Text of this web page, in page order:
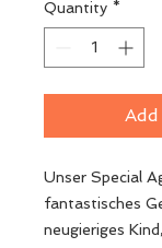
Quantity *
Unser Special
fantastisches
neugieriges